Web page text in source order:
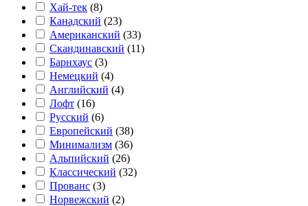
Хай-тек (8)
Канадский (23)
Американский (33)
Скандинавский (11)
Барнхаус (3)
Немецкий (4)
Английский (4)
Лофт (16)
Русский (6)
Европейский (38)
Минимализм (36)
Альпийский (26)
Классический (32)
Прованс (3)
Норвежский (2)